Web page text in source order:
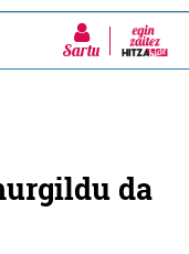
Sartu
da